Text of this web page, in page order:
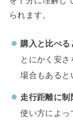
られます。
購入と比べ
とにかく安さ
場合もあると
走行距離に制
使い方によっ